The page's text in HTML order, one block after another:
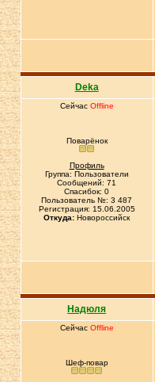
Deka
Сейчас Offline
Поварёнок
Профиль
Группа: Пользователи
Сообщений: 71
Спасибок: 0
Пользователь №: 3 487
Регистрация: 15.06.2005
Откуда: Новороссийск
Надюля
Сейчас Offline
Шеф-повар